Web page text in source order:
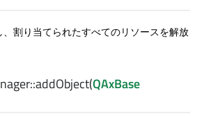
割り当てられたすべてのリソースを解放
addObject(QAxBase